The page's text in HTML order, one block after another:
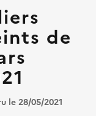
de
le 28/05/2021